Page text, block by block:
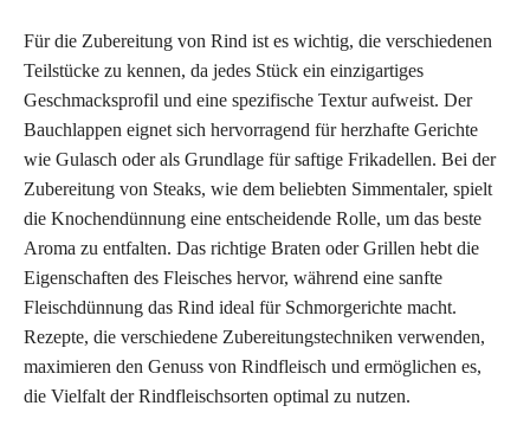
Für die Zubereitung von Rind ist es wichtig, die verschiedenen
Teilstücke zu kennen, da jedes Stück ein einzigartiges
Geschmacksprofil und eine spezifische Textur aufweist. Der
Bauchlappen eignet sich hervorragend für herzhafte Gerichte
wie Gulasch oder als Grundlage für saftige Frikadellen. Bei der
Zubereitung von Steaks, wie dem beliebten Simmentaler, spielt
die Knochendünnung eine entscheidende Rolle, um das beste
Aroma zu entfalten. Das richtige Braten oder Grillen hebt die
Eigenschaften des Fleisches hervor, während eine sanfte
Fleischdünnung das Rind ideal für Schmorgerichte macht.
Rezepte, die verschiedene Zubereitungstechniken verwenden,
maximieren den Genuss von Rindfleisch und ermöglichen es,
die Vielfalt der Rindfleischsorten optimal zu nutzen.